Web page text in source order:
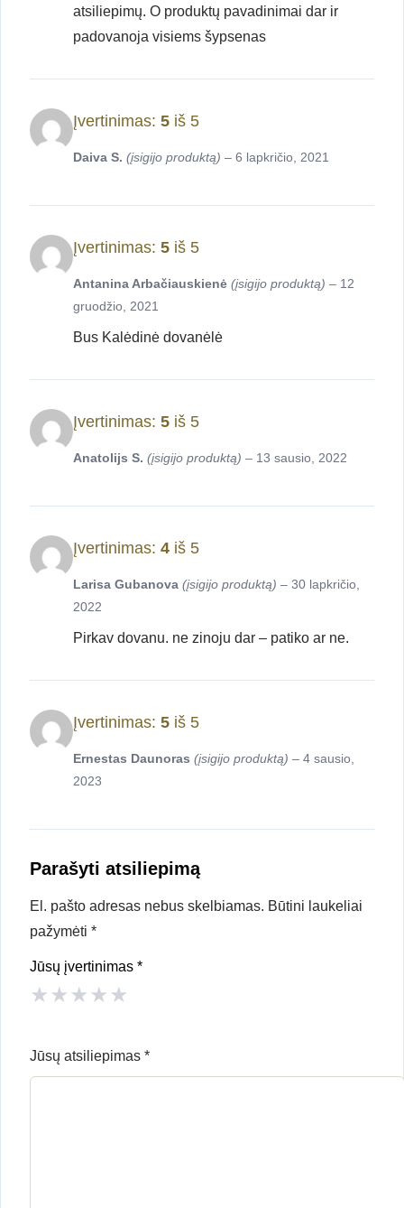
atsiliepimų. O produktų pavadinimai dar ir
padovanoja visiems šypsenas
Įvertinimas: 5 iš 5
Daiva S. (įsigijo produktą) – 6 lapkričio, 2021
Įvertinimas: 5 iš 5
Antanina Arbačiauskienė (įsigijo produktą) – 12
gruodžio, 2021
Bus Kalėdinė dovanėlė
Įvertinimas: 5 iš 5
Anatolijs S. (įsigijo produktą) – 13 sausio, 2022
Įvertinimas: 4 iš 5
Larisa Gubanova (įsigijo produktą) – 30 lapkričio,
2022
Pirkav dovanu. ne zinoju dar – patiko ar ne.
Įvertinimas: 5 iš 5
Ernestas Daunoras (įsigijo produktą) – 4 sausio,
2023
Parašyti atsiliepimą
El. pašto adresas nebus skelbiamas. Būtini laukeliai
pažymėti *
Jūsų įvertinimas *
★★★★★
Jūsų atsiliepimas *